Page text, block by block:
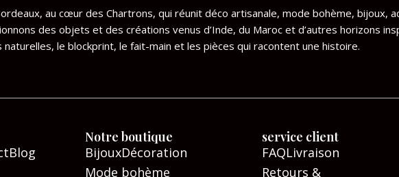
au cœur des Chartrons, qui réunit déco artisanale, mode bohème, bijoux,
des objets et des créations venus d’Inde, du Maroc et d’autres horizons
naturelles, le blockprint, le fait-main et les pièces qui racontent une histoire.
Blog
Notre boutique
BijouxDécoration
Mode bohème
service client
FAQLivraison
Retours &